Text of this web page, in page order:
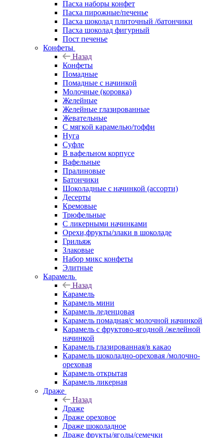
Пасха наборы конфет
Пасха пирожные/печенье
Пасха шоколад плиточный /батончики
Пасха шоколад фигурный
Пост печенье
Конфеты
Назад
Конфеты
Помадные
Помадные с начинкой
Молочные (коровка)
Желейные
Желейные глазированные
Жевательные
С мягкой карамелью/тоффи
Нуга
Суфле
В вафельном корпусе
Вафельные
Пралиновые
Батончики
Шоколадные с начинкой (ассорти)
Десерты
Кремовые
Трюфельные
С ликерными начинками
Орехи,фрукты/злаки в шоколаде
Грильяж
Злаковые
Набор микс конфеты
Элитные
Карамель
Назад
Карамель
Карамель мини
Карамель леденцовая
Карамель помадная/с молочной начинкой
Карамель с фруктово-ягодной /желейной
начинкой
Карамель глазированная/в какао
Карамель шоколадно-ореховая /молочно-
ореховая
Карамель открытая
Карамель ликерная
Драже
Назад
Драже
Драже ореховое
Драже шоколадное
Драже фрукты/ягоды/семечки